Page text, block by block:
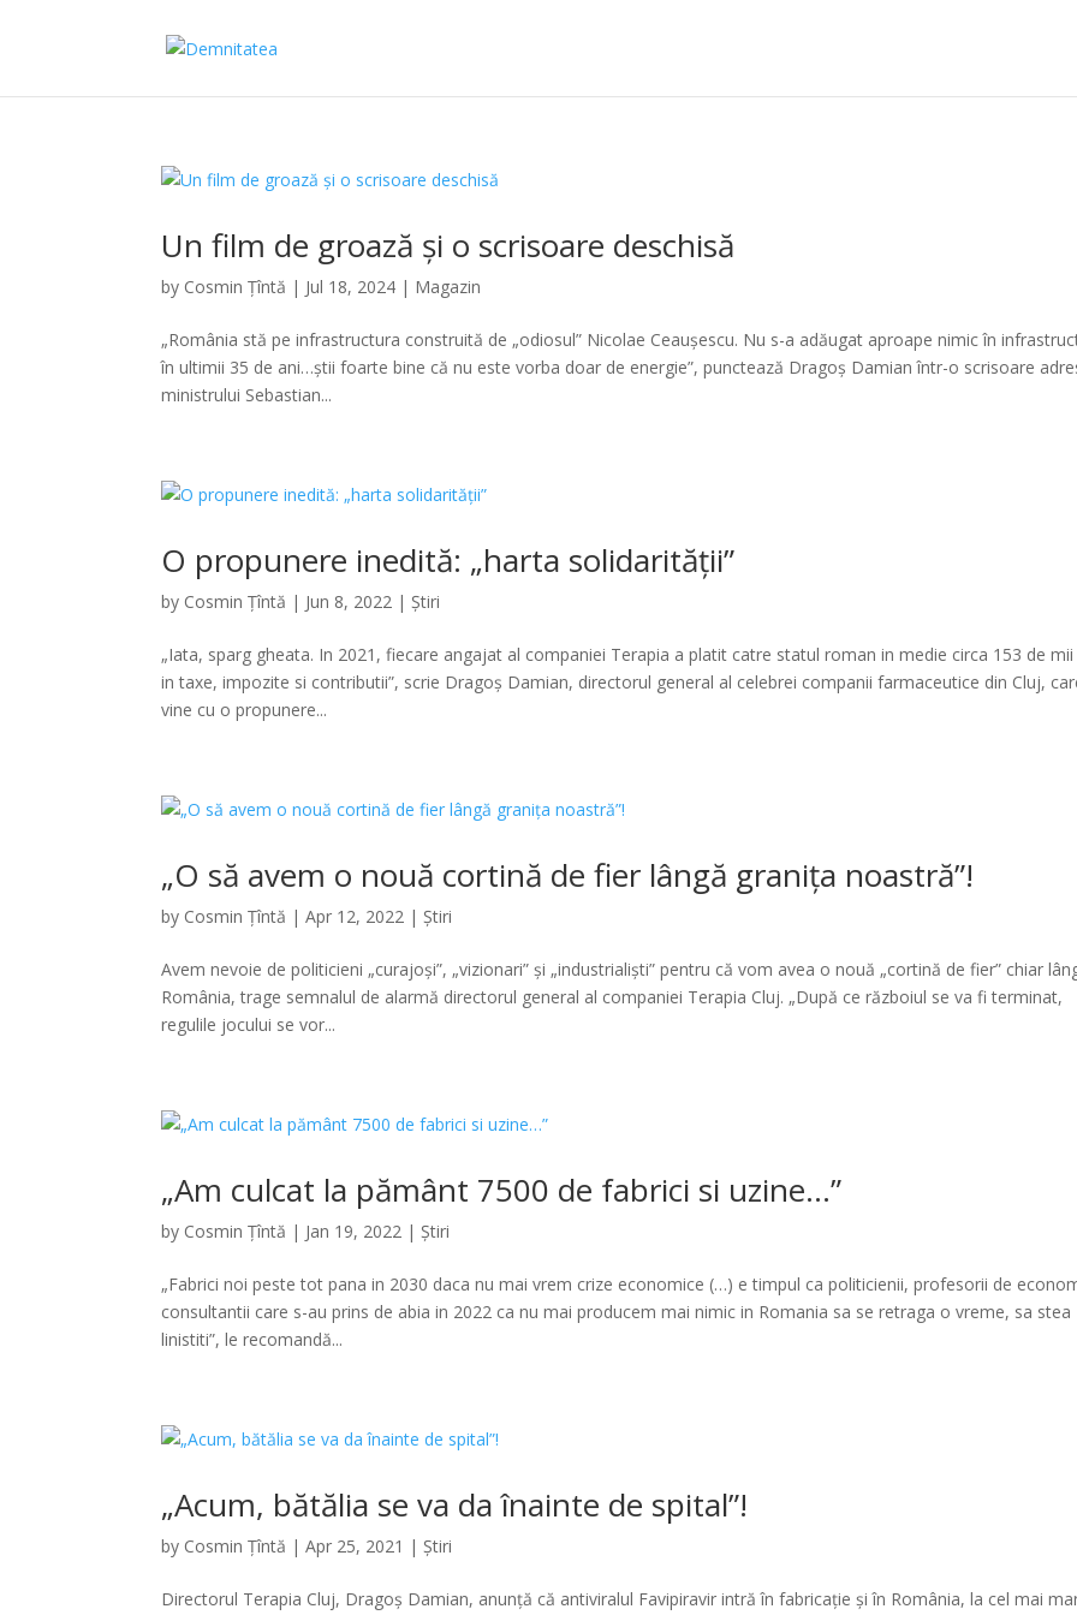
Un film de groază și o scrisoare deschisă
by Cosmin Țîntă | Jul 18, 2024 | Magazin
„România stă pe infrastructura construită de „odiosul” Nicolae Ceaușescu. Nu s-a adăugat aproape nimic în
în ultimii 35 de ani…știi foarte bine că nu este vorba doar de energie”, punctează Dragoș Damian într-o scrisoare
ministrului Sebastian...
O propunere inedită: „harta solidarității”
by Cosmin Țîntă | Jun 8, 2022 |Știri
„Iata, sparg gheata. In 2021, fiecare angajat al companiei Terapia a platit catre statul roman in medie circa 153 de mii
in taxe, impozite si contributii”, scrie Dragoș Damian, directorul general al celebrei companii farmaceutice din Cluj,
vine cu o propunere...
„O să avem o nouă cortină de fier lângă granița noastră”!
by Cosmin Țîntă |Apr 12, 2022 |Știri
Avem nevoie de politicieni „curajoși”, „vizionari” și „industrialiști” pentru că vom avea o nouă „cortină de fier” chiar
România, trage semnalul de alarmă directorul general al companiei Terapia Cluj. „După ce războiul se va fi terminat,
regulile jocului se vor...
„Am culcat la pământ 7500 de fabrici si uzine…”
by Cosmin Țîntă | Jan 19, 2022 |Știri
„Fabrici noi peste tot pana in 2030 daca nu mai vrem crize economice (…) e timpul ca politicienii, profesorii de
consultantii care s-au prins de abia in 2022 ca nu mai producem mai nimic in Romania sa se retraga o vreme, sa stea
linistiti”, le recomandă...
„Acum, bătălia se va da înainte de spital”!
by Cosmin Țîntă |Apr 25, 2021 |Știri
Directorul Terapia Cluj, Dragoș Damian, anunță că antiviralul Favipiravir intră în fabricație și în România, la cel mai